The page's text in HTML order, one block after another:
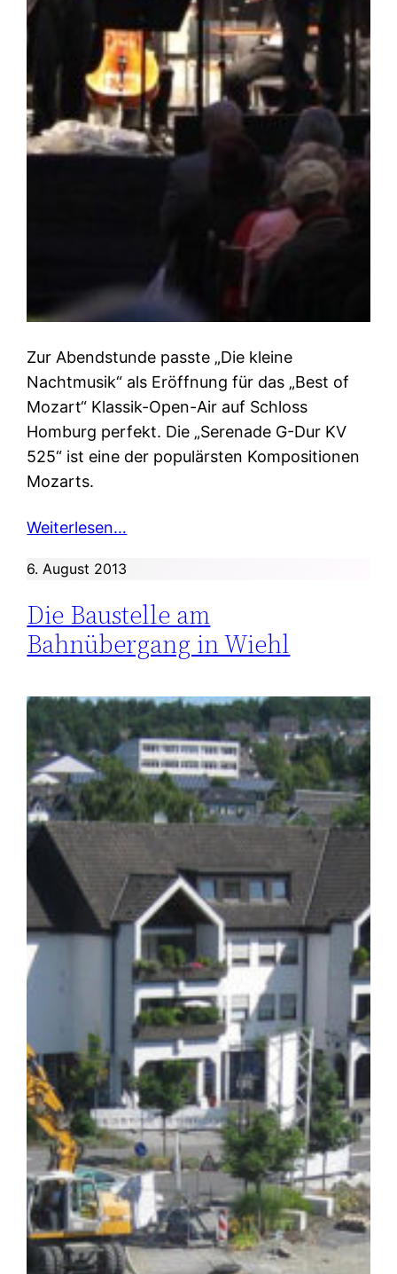
Zur Abendstunde passte „Die kleine
Nachtmusik“ als Eröffnung für das „Best of
Mozart“ Klassik-Open-Air auf Schloss
Homburg perfekt. Die „Serenade G-Dur KV
525“ ist eine der populärsten Kompositionen
Mozarts.
Weiterlesen…
6. August 2013
Die Baustelle am
Bahnübergang in Wiehl